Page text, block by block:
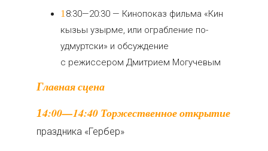
18:30—20:30 — Кинопоказ фильма «Кин
кызьы узырме, или ограбление по-
удмуртски» и обсуждение
с режиссером Дмитрием Могучевым
Главная сцена
14:00—14:40 Торжественное открытие
праздника «Гербер»